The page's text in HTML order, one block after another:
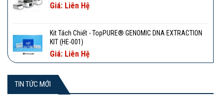
Giá: Liên Hệ
Kit Tách Chiết - TopPURE® GENOMIC DNA EXTRACTION
KIT (HE-001)
Giá: Liên Hệ
TIN TỨC MỚI